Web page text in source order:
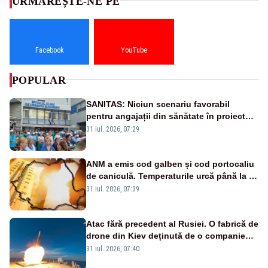
Facebook YouTube
POPULAR
SANITAS: Niciun scenariu favorabil
pentru angajații din sănătate în proiectul
Legii salarizării
31 iul. 2026, 07:29
ANM a emis cod galben și cod portocaliu
de caniculă. Temperaturile urcă până la 38
de grade, iar nopțile devin tropicale
31 iul. 2026, 07:39
Atac fără precedent al Rusiei. O fabrică de
drone din Kiev deținută de o companie
americană, distrusă de o rachetă
31 iul. 2026, 07:40